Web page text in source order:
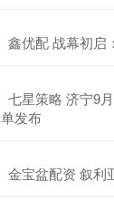
鑫优配 战幕初启
七星策略 济宁9
单发布
金宝盆配资 叙利